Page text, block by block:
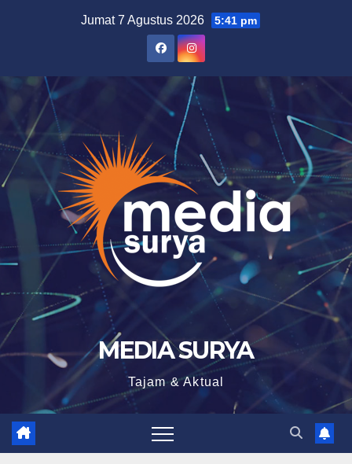
Jumat 7 Agustus 2026 5:41 pm
MEDIA SURYA
Tajam & Aktual